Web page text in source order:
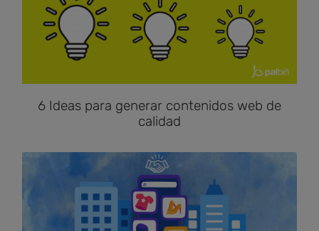
6 Ideas para generar contenidos web de
calidad